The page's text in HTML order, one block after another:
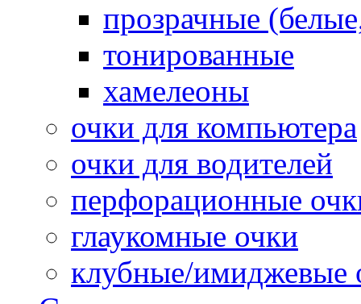
прозрачные
тонированные
хамелеоны
очки для компьютера
очки для водителей
перфорационные
глаукомные очки
клубные/имиджевые